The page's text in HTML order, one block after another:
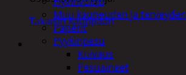
Takaisin kauppaan
Muu kauneuden ja
Paperit
Pyykinpesu
Kuivaus
Pesuaineet